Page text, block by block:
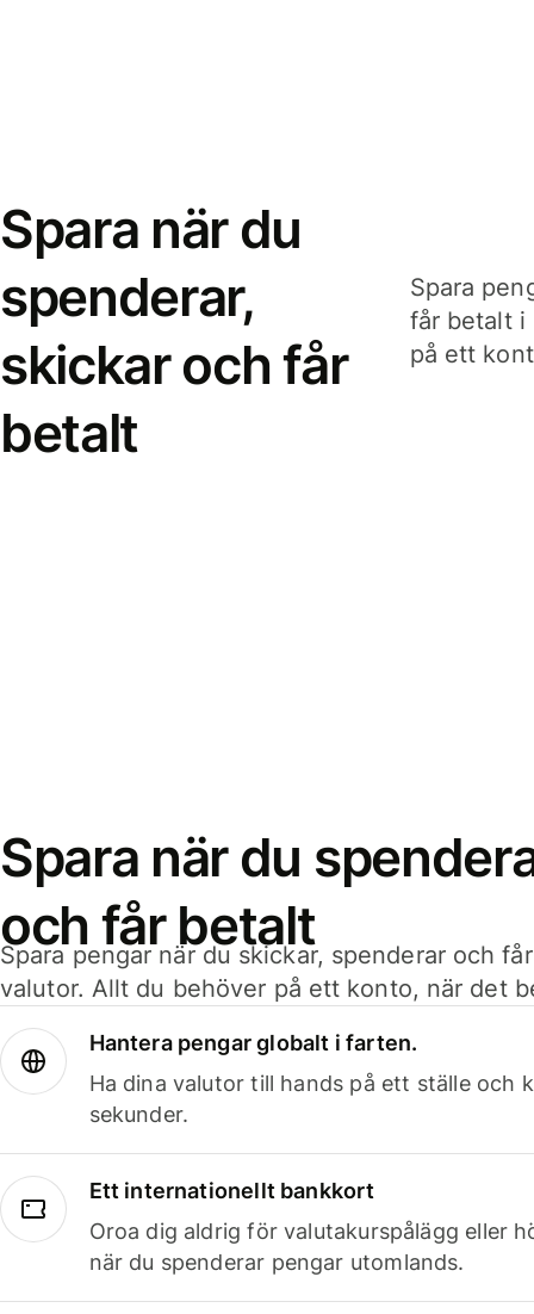
Spara när du
spenderar,
skickar och får
betalt
Spara
får betalt i
på ett
Spara när du
och får betalt
Spara pengar när du skickar, spenderar och
valutor. Allt du behöver på ett konto, när det
Hantera pengar globalt i farten.
Ha dina valutor till hands på ett ställe och
sekunder.
Ett internationellt bankkort
Oroa dig aldrig för valutakurspålägg eller
när du spenderar pengar utomlands.